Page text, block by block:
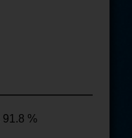
91.8 %